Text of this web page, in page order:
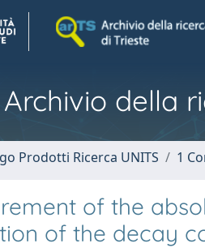
Archivio della
Prodotti Ricerca UNITS 1
of the
of the decay